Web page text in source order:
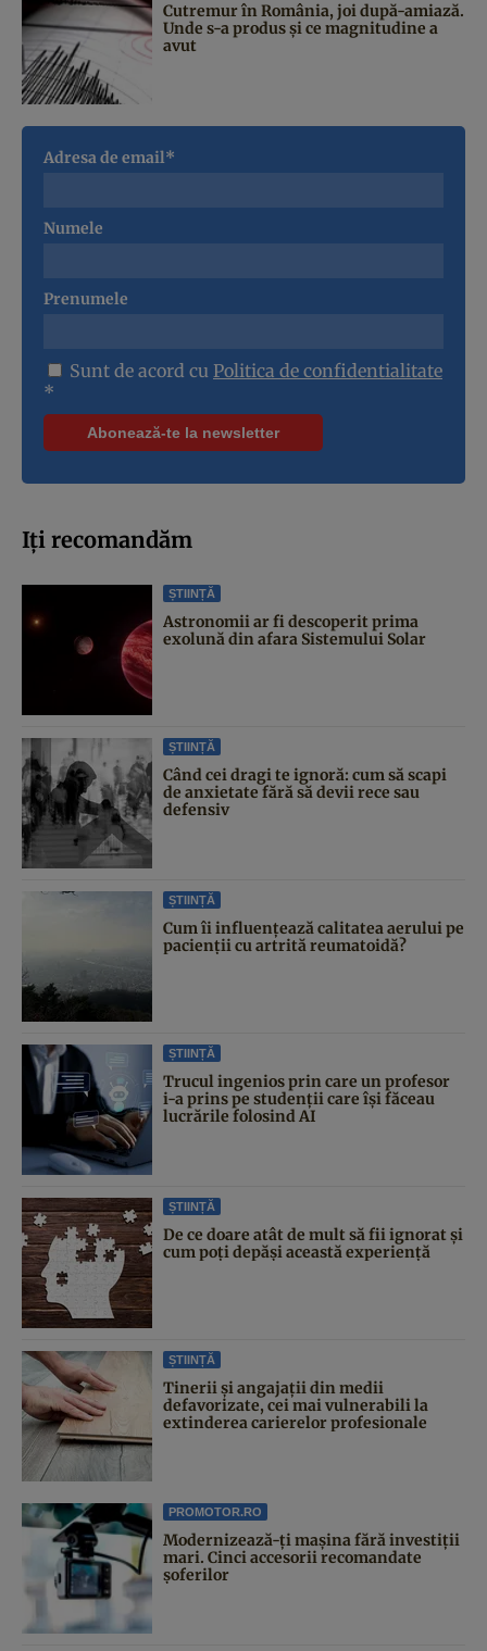
Cutremur în România, joi după-amiază.
Unde s-a produs și ce magnitudine a
avut
Adresa de email*
Numele
Prenumele
Sunt de acord cu Politica de confidentialitate
*
Iți recomandăm
ȘTIINȚĂ
Astronomii ar fi descoperit prima
exolună din afara Sistemului Solar
ȘTIINȚĂ
Când cei dragi te ignoră: cum să scapi
de anxietate fără să devii rece sau
defensiv
ȘTIINȚĂ
Cum îi influențează calitatea aerului pe
pacienții cu artrită reumatoidă?
ȘTIINȚĂ
Trucul ingenios prin care un profesor
i-a prins pe studenții care își făceau
lucrările folosind AI
ȘTIINȚĂ
De ce doare atât de mult să fii ignorat și
cum poți depăși această experiență
ȘTIINȚĂ
Tinerii și angajații din medii
defavorizate, cei mai vulnerabili la
extinderea carierelor profesionale
PROMOTOR.RO
Modernizează-ți mașina fără investiții
mari. Cinci accesorii recomandate
șoferilor